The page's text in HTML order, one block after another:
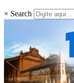
× Search